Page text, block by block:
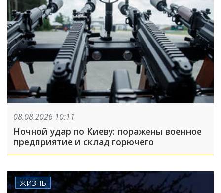
08.08.2026 10:11
Ночной удар по Киеву: поражены военное
предприятие и склад горючего
ЖИЗНЬ